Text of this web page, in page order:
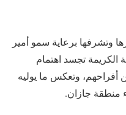
وتشرفها برعاية سمو أمير
الكريمة تجسد اهتمام
أفراحهم، وتعكس ما يوليه
منطقة جازان.